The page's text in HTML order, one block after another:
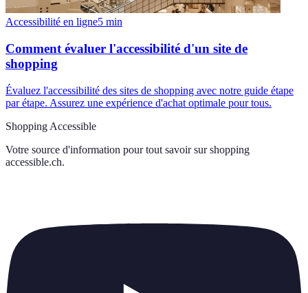
Accessibilité en ligne5 min
Comment évaluer l'accessibilité d'un site de
shopping
Évaluez l'accessibilité des sites de shopping avec notre guide étape
par étape. Assurez une expérience d'achat optimale pour tous.
Shopping Accessible
Votre source d'information pour tout savoir sur shopping
accessible.ch.